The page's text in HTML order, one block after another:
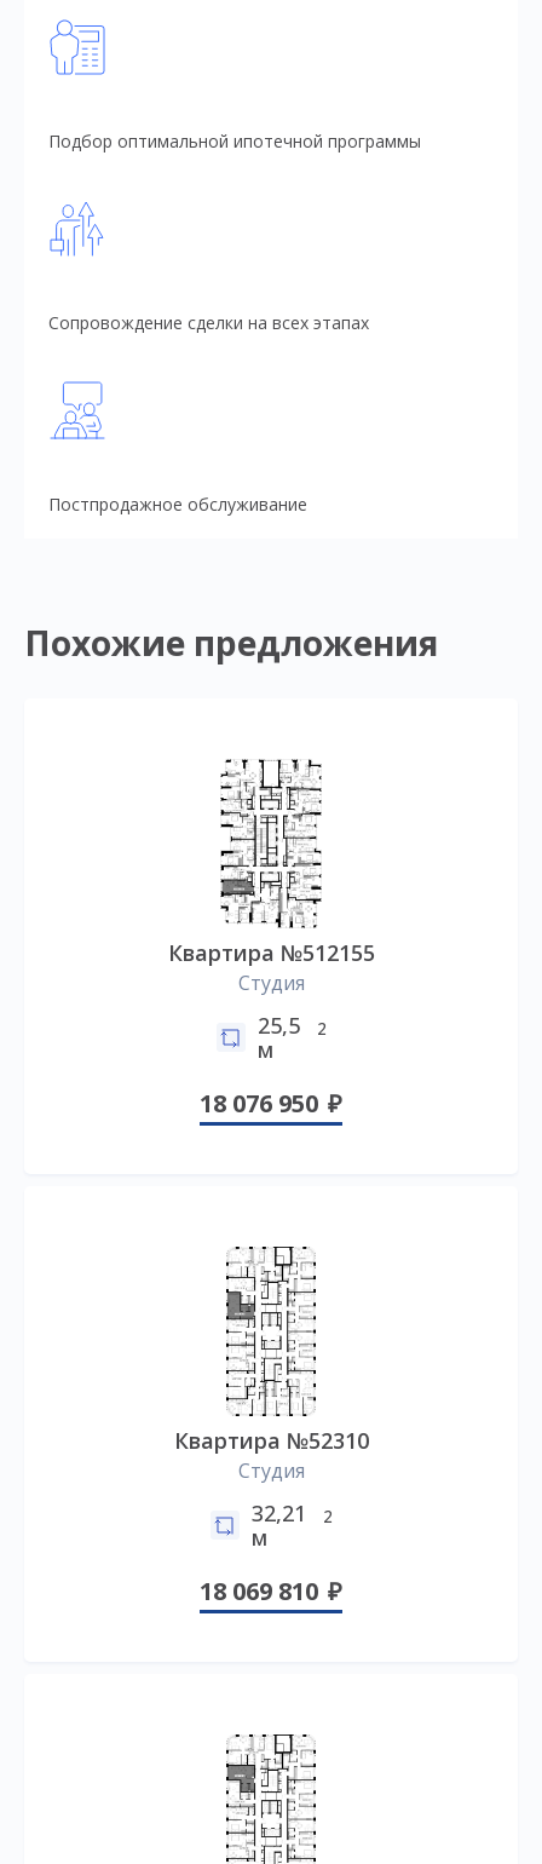
Подбор оптимальной ипотечной программы
Сопровождение сделки на всех этапах
Постпродажное обслуживание
Похожие предложения
Квартира №512155
Студия
25,5
м
2
18 076 950
Квартира №52310
Студия
32,21
м
2
18 069 810